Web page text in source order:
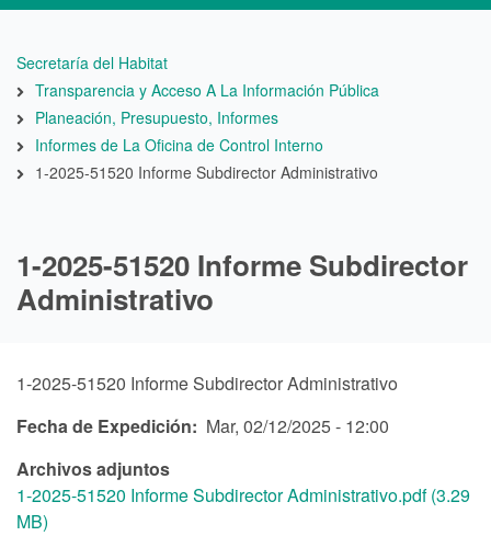
Ruta
de
navegación
Secretaría del Habitat
Transparencia y Acceso A La Información Pública
Planeación, Presupuesto, Informes
Informes de La Oficina de Control Interno
1-2025-51520 Informe Subdirector Administrativo
1-2025-51520 Informe Subdirector
Administrativo
1-2025-51520 Informe Subdirector Administrativo
Fecha de Expedición
Mar, 02/12/2025 - 12:00
Archivos adjuntos
1-2025-51520 Informe Subdirector Administrativo.pdf (3.29
MB)